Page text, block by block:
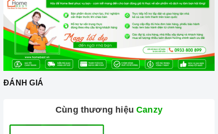
cho công việc nấu ăn thêm thuận lợi.
Chức năng an toàn
Máy sử dụng phương pháp hút mùi trực tiếp tức mùi được
đẩy ra ngoài theo đường ống thoát
D120. Đồng thời chức
năng khử mùi bằng than hoạt tính sẽ giúp cho không khí
trong phòng bếp luôn sạch sẽ. Cách thức này sẽ giúp máy có
ĐÁNH GIÁ
Cùng thương hiệuCanzy